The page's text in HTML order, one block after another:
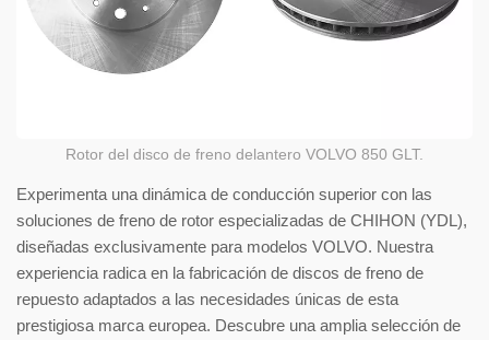
Rotor del disco de freno delantero VOLVO 850 GLT.
Experimenta una dinámica de conducción superior con las
soluciones de freno de rotor especializadas de CHIHON (YDL),
diseñadas exclusivamente para modelos VOLVO. Nuestra
experiencia radica en la fabricación de discos de freno de
repuesto adaptados a las necesidades únicas de esta
prestigiosa marca europea. Descubre una amplia selección de